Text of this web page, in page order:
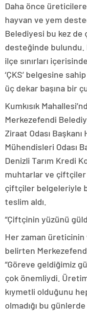
Daha önce
hayvan ve yem
Belediyesi bu kez
desteğinde bulundu.
ilçe sınırları
‘ÇKS’ belgesine
üç dekar başına bir
Kumkısık
Merkezefendi
Ziraat Odası
Mühendisleri Odası
Denizli Tarım Kredi
muhtarlar ve çiftçiler
çiftçiler belgeleriyle
teslim aldı.
“Çiftçinin yüzünü
Her zaman üreticinin
belirten
“Göreve geldiğimiz
çok önemliydi.
kıymetli olduğunu
olmadığı bu